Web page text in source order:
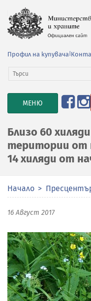
Профил на купувача
TOGGLE
NAVIGATION
МЕНЮ
Близо 60
територии от
14 хиляди от
Начало
16 Август 2017